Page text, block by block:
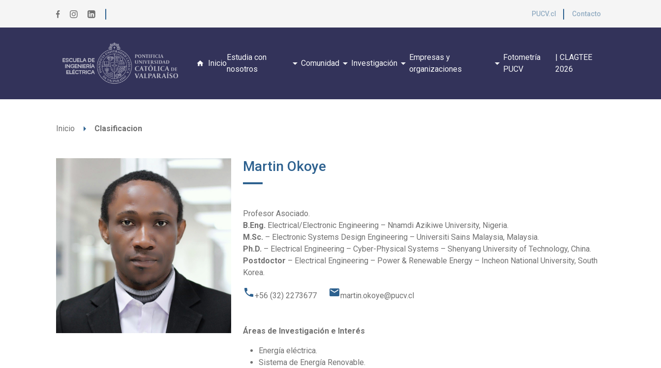
PUCV.cl Contacto
Inicio
Estudia con
nosotros
arrow_drop_down Comunidadarrow_drop_down Investigaciónarrow_drop_down
Empresas y
organizaciones
arrow_drop_down
Fotometría
PUCV
| CLAGTEE
2026
Inicio arrow_right Clasificacion
Martin Okoye
Profesor Asociado.
B.Eng. Electrical/Electronic Engineering – Nnamdi Azikiwe University, Nigeria.
M.Sc. – Electronic Systems Design Engineering – Universiti Sains Malaysia, Malaysia.
Ph.D. – Electrical Engineering – Cyber-Physical Systems – Shenyang University of Technology, China.
Postdoctor – Electrical Engineering – Power & Renewable Energy – Incheon National University, South
Korea.
phone+56 (32) 2273677 emailmartin.okoye@pucv.cl
Áreas de Investigación e Interés
Energía eléctrica.
Sistema de Energía Renovable.